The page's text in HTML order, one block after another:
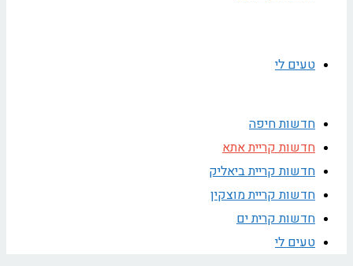
טעים לי
חדשות חיפה
חדשות קריית אתא
חדשות קריית ביאליק
חדשות קריית מוצקין
חדשות קרית ים
טעים לי